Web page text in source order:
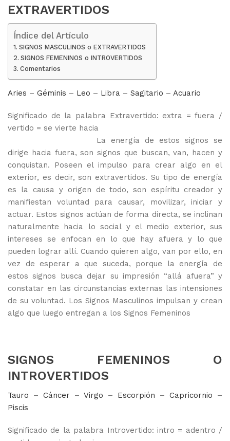
EXTRAVERTIDOS
Índice del Artículo
SIGNOS MASCULINOS o EXTRAVERTIDOS
SIGNOS FEMENINOS o INTROVERTIDOS
Comentarios
Aries – Géminis – Leo – Libra – Sagitario – Acuario
Significado de la palabra Extravertido: extra = fuera /
vertido = se vierte hacia
La energía de estos signos se
dirige hacia fuera, son signos que buscan, van, hacen y
conquistan. Poseen el impulso para crear algo en el
exterior, es decir, son extravertidos. Su tipo de energía
es la causa y origen de todo, son espíritu creador y
manifiestan voluntad para causar, movilizar, iniciar y
actuar. Estos signos actúan de forma directa, se inclinan
naturalmente hacia lo social y el medio exterior, sus
intereses se enfocan en lo que hay afuera y lo que
pueden lograr allí. Cuando quieren algo, van por ello, en
vez de esperar a que suceda, porque la energía de
estos signos busca dejar su impresión “allá afuera” y
constatar en las circunstancias externas las intensiones
de su voluntad. Los Signos Masculinos impulsan y crean
algo que luego entregan a los Signos Femeninos
SIGNOS FEMENINOS O
INTROVERTIDOS
Tauro – Cáncer – Virgo – Escorpión – Capricornio –
Piscis
Significado de la palabra Introvertido: intro = adentro /